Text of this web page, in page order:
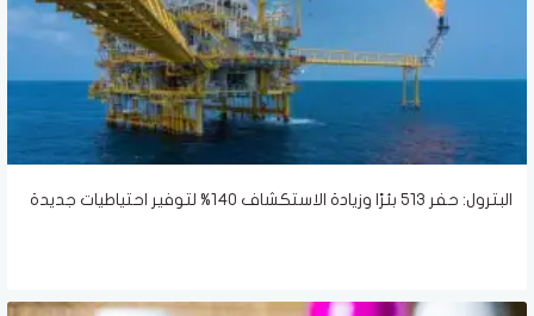
البترول: حفر 513 بئرًا وزيادة الاستكشاف 140% لتوفير احتياطيات جديدة